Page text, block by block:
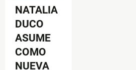
NATALIA
DUCO
ASUME
COMO
NUEVA